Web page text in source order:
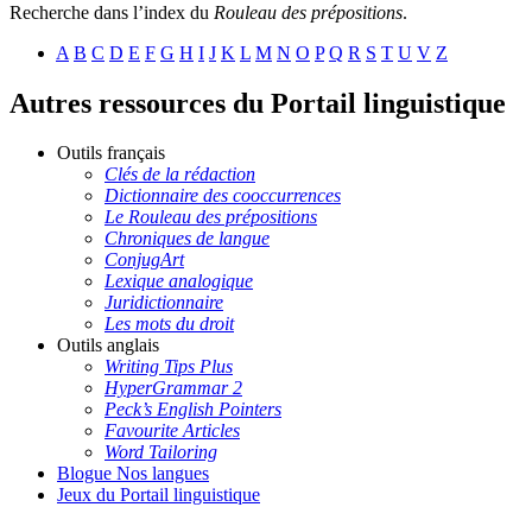
Recherche dans l’index du Rouleau des prépositions.
A B C D E F G H I J K L M N O P Q R S T U V Z
Autres ressources du Portail linguistique
Outils français
Clés de la rédaction
Dictionnaire des cooccurrences
Le Rouleau des prépositions
Chroniques de langue
ConjugArt
Lexique analogique
Juridictionnaire
Les mots du droit
Outils anglais
Writing Tips Plus
HyperGrammar 2
Peck’s English Pointers
Favourite Articles
Word Tailoring
Blogue Nos langues
Jeux du Portail linguistique